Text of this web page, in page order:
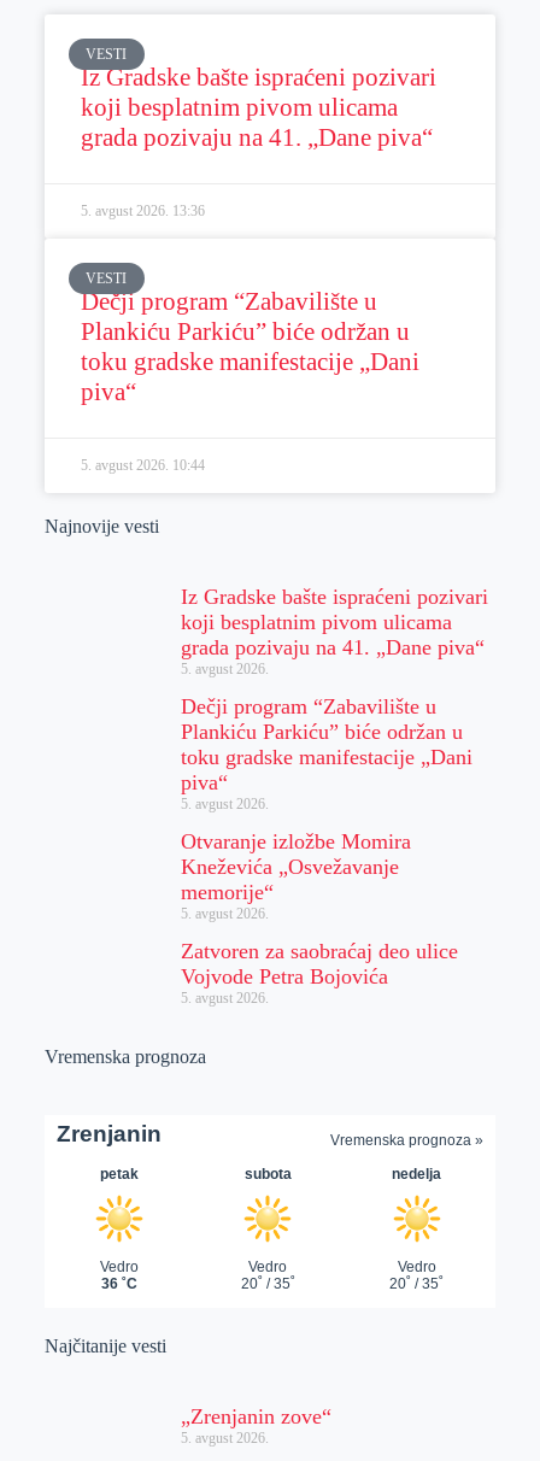
VESTI
Iz Gradske bašte ispraćeni pozivari
koji besplatnim pivom ulicama
grada pozivaju na 41. „Dane piva“
5. avgust 2026. 13:36
VESTI
Dečji program “Zabavilište u
Plankiću Parkiću” biće održan u
toku gradske manifestacije „Dani
piva“
5. avgust 2026. 10:44
Najnovije vesti
Iz Gradske bašte ispraćeni pozivari
koji besplatnim pivom ulicama
grada pozivaju na 41. „Dane piva“
5. avgust 2026.
Dečji program “Zabavilište u
Plankiću Parkiću” biće održan u
toku gradske manifestacije „Dani
piva“
5. avgust 2026.
Otvaranje izložbe Momira
Kneževića „Osvežavanje
memorije“
5. avgust 2026.
Zatvoren za saobraćaj deo ulice
Vojvode Petra Bojovića
5. avgust 2026.
Vremenska prognoza
Najčitanije vesti
„Zrenjanin zove“
5. avgust 2026.